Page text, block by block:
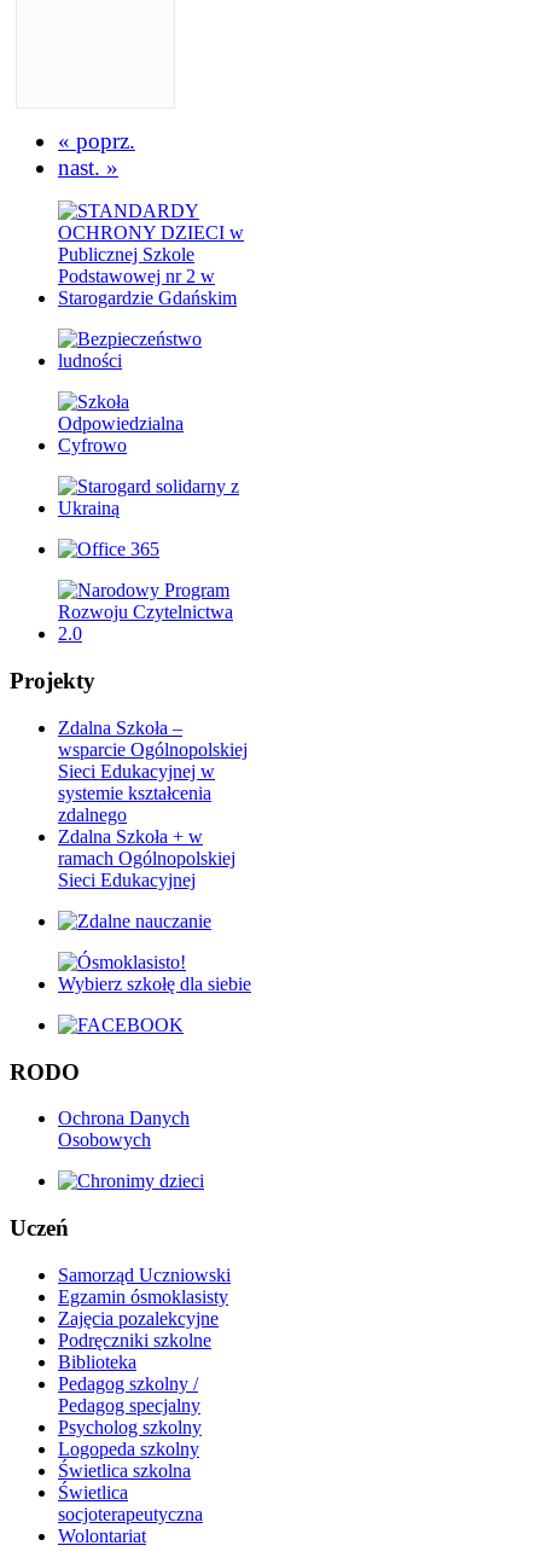
« poprz.
nast. »
Projekty
Zdalna Szkoła –
wsparcie Ogólnopolskiej
Sieci Edukacyjnej w
systemie kształcenia
zdalnego
Zdalna Szkoła + w
ramach Ogólnopolskiej
Sieci Edukacyjnej
RODO
Ochrona Danych
Osobowych
Uczeń
Samorząd Uczniowski
Egzamin ósmoklasisty
Zajęcia pozalekcyjne
Podręczniki szkolne
Biblioteka
Pedagog szkolny /
Pedagog specjalny
Psycholog szkolny
Logopeda szkolny
Świetlica szkolna
Świetlica
socjoterapeutyczna
Wolontariat